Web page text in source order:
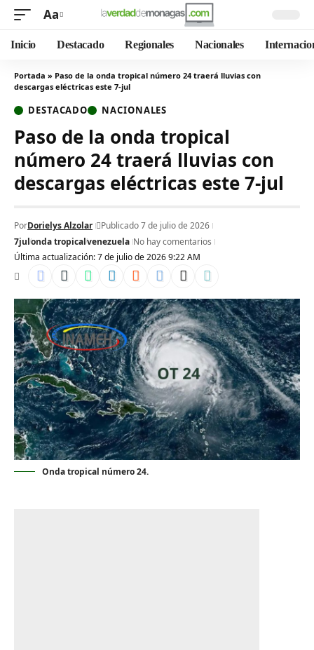
Aa
Inicio Destacado Regionales Nacionales
Portada » Paso de la onda tropical número 24 traerá lluvias con
descargas eléctricas este 7-jul
DESTACADO NACIONALES
Paso de la onda tropical
número 24 traerá lluvias con
descargas eléctricas este 7-jul
Última actualización: 7 de julio de 2026 9:22 AM
PorDorielys Alzolar
Publicado 7 de julio de 2026
7julonda tropicalvenezuela No hay comentarios
Onda tropical número 24.